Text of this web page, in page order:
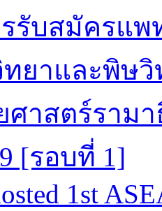
รับสมัครแพ
ยาและพิษวิ
าสตร์รามา
[รอบที่ 1]
1st